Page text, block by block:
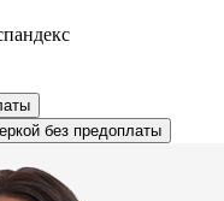
без предоплаты